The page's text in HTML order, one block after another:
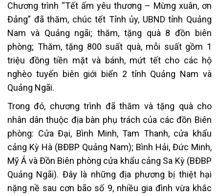
Chương trình “Tết ấm yêu thương – Mừng xuân, ơn
Đảng” đã thăm, chúc tết Tỉnh ủy, UBND tỉnh Quảng
Nam và Quảng ngãi; thăm, tặng quà 8 đồn biên
phòng; Thăm, tặng 800 suất quà, mỗi suất gồm 1
triệu đồng tiền mặt và bánh, mứt tết cho các hộ
nghèo tuyến biên giới biển 2 tỉnh Quảng Nam và
Quảng Ngãi.
Trong đó, chương trình đã thăm và tặng quà cho
nhân dân thuộc địa bàn phụ trách của các đồn Biên
phòng: Cửa Đại, Bình Minh, Tam Thanh, cửa khẩu
cảng Kỳ Hà (BĐBP Quảng Nam); Bình Hải, Đức Minh,
Mỹ Á và Đồn Biên phòng cửa khẩu cảng Sa Kỳ (BĐBP
Quảng Ngãi). Đây là những địa phương bị thiệt hại
nặng nề sau cơn bão số 9, nhiều gia đình vừa khắc